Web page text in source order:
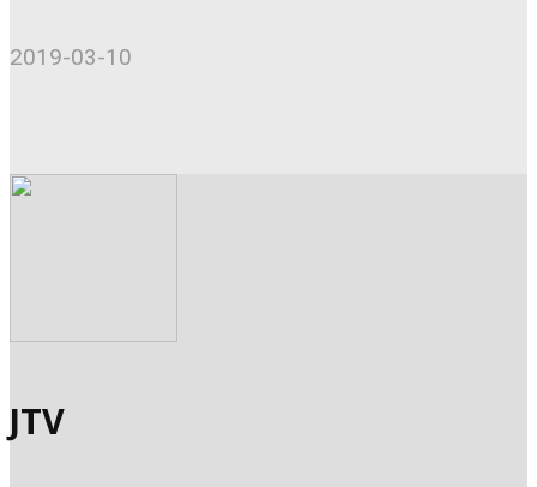
2019-03-10
JTV